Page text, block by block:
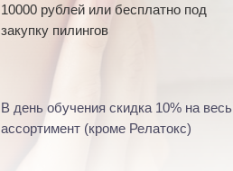
10000 рублей или бесплатно под
закупку пилингов
В день обучения скидка 10% на весь
ассортимент (кроме Релатокс)